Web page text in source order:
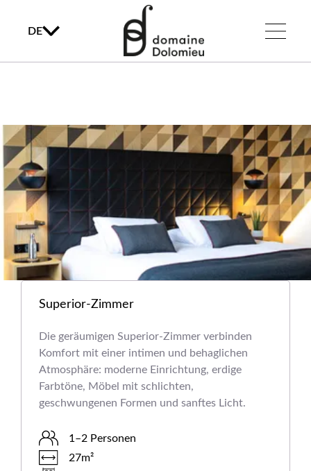
DE
Superior-Zimmer
Die geräumigen Superior-Zimmer verbinden
Komfort mit einer intimen und behaglichen
Atmosphäre: moderne Einrichtung, erdige
Farbtöne, Möbel mit schlichten,
geschwungenen Formen und sanftes Licht.
1–2 Personen
27m²